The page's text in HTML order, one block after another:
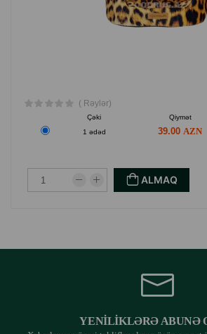
( Rəylər)
Çəki Qiymət
1 ədəd
39.00
ALMAQ
YENILIKLƏRƏ ABUNƏ